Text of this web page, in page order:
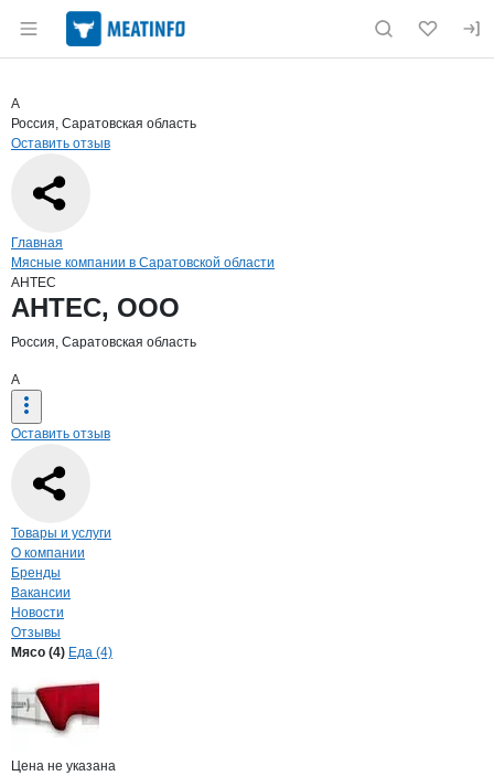
Раздел навигации по сайту meatinfo.ru
Страница компании
Страница компании
Краткая информация о компании
А
Россия, Саратовская область
Оставить отзыв
Навигация по сайту
Главная
Мясные компании в Саратовской области
АНТЕС
Основная информация о компании
АНТЕС, ООО
Россия, Саратовская область
А
Оставить отзыв
Навигация по странице
Товары и услуги
О компании
Бренды
Вакансии
Новости
Отзывы
Продукция
Навигация по продуктам
Мясо (4) Еда (4)
Цена не указана